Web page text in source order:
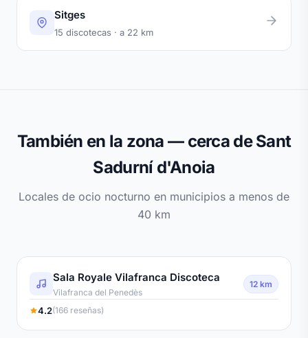
Sitges
15 discotecas · a 22 km
También en la zona — cerca de Sant
Sadurní d'Anoia
Locales de ocio nocturno en municipios a menos de
40 km
Sala Royale Vilafranca Discoteca
Vilafranca del Penedès
12 km
4.2(166 reseñas)